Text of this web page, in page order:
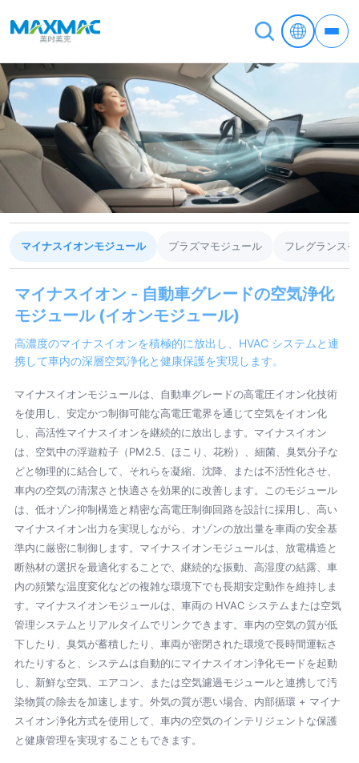
マイナスイオンモジュール プラズマモジュール フレグランス
マイナスイオン - 自動車グレードの空気浄化
モジュール (イオンモジュール)
高濃度のマイナスイオンを積極的に放出し、HVAC システムと連
携して車内の深層空気浄化と健康保護を実現します。
マイナスイオンモジュールは、自動車グレードの高電圧イオン化技術
を使用し、安定かつ制御可能な高電圧電界を通じて空気をイオン化
し、高活性マイナスイオンを継続的に放出します。マイナスイオン
は、空気中の浮遊粒子（PM2.5、ほこり、花粉）、細菌、臭気分子な
どと物理的に結合して、それらを凝縮、沈降、または不活性化させ、
車内の空気の清潔さと快適さを効果的に改善します。このモジュール
は、低オゾン抑制構造と精密な高電圧制御回路を設計に採用し、高い
マイナスイオン出力を実現しながら、オゾンの放出量を車両の安全基
準内に厳密に制御します。マイナスイオンモジュールは、放電構造と
断熱材の選択を最適化することで、継続的な振動、高湿度の結露、車
内の頻繁な温度変化などの複雑な環境下でも長期安定動作を維持しま
す。マイナスイオンモジュールは、車両の HVAC システムまたは空気
管理システムとリアルタイムでリンクできます。車内の空気の質が低
下したり、臭気が蓄積したり、車両が密閉された環境で長時間運転さ
れたりすると、システムは自動的にマイナスイオン浄化モードを起動
し、新鮮な空気、エアコン、または空気濾過モジュールと連携して汚
染物質の除去を加速します。外気の質が悪い場合、内部循環 + マイナ
スイオン浄化方式を使用して、車内の空気のインテリジェントな保護
と健康管理を実現することもできます。